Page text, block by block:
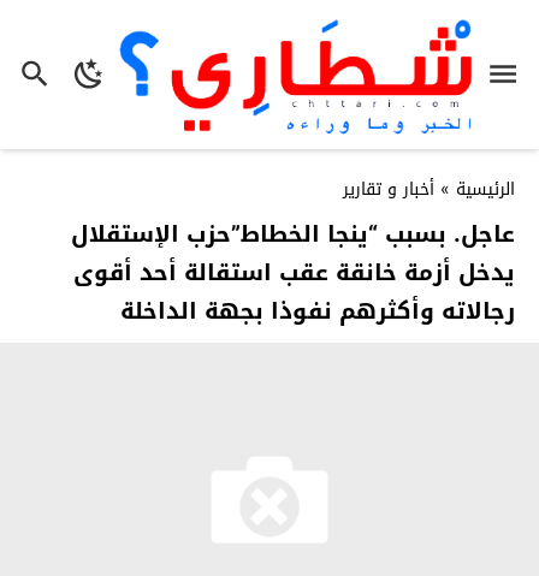
الرئيسية » أخبار و تقارير
عاجل. بسبب “ينجا الخطاط”حزب الإستقلال
يدخل أزمة خانقة عقب استقالة أحد أقوى
رجالاته وأكثرهم نفوذا بجهة الداخلة